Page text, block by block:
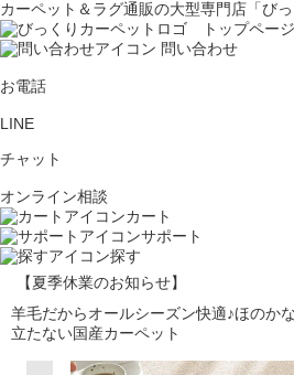
カーペット＆ラグ通販の大型専門店「びっ
問い合わせ
お電話
LINE
チャット
オンライン相談
カート
サポート
探す
【夏季休業のお知らせ】
羊毛だからオールシーズン快適♪ほのか
立たない国産カーペット